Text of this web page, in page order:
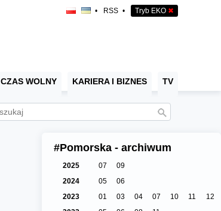
• RSS • Tryb EKO ✖
CZAS WOLNY KARIERA I BIZNES TV
#Pomorska - archiwum
2025 07
09
2024
05
06
2023
01 03 04 07 10 11
12